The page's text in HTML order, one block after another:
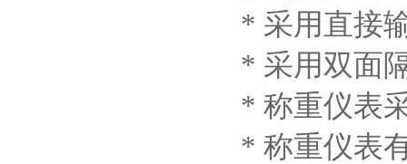
* 采用直接
* 采用双面
* 称重仪表
* 称重仪表